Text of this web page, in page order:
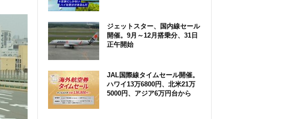
ジェットスター、国内線セール
開催。9月～12月搭乗分、31日
正午開始
JAL国際線タイムセール開催。
ハワイ13万6800円、北米21万
5000円、アジア6万円台から